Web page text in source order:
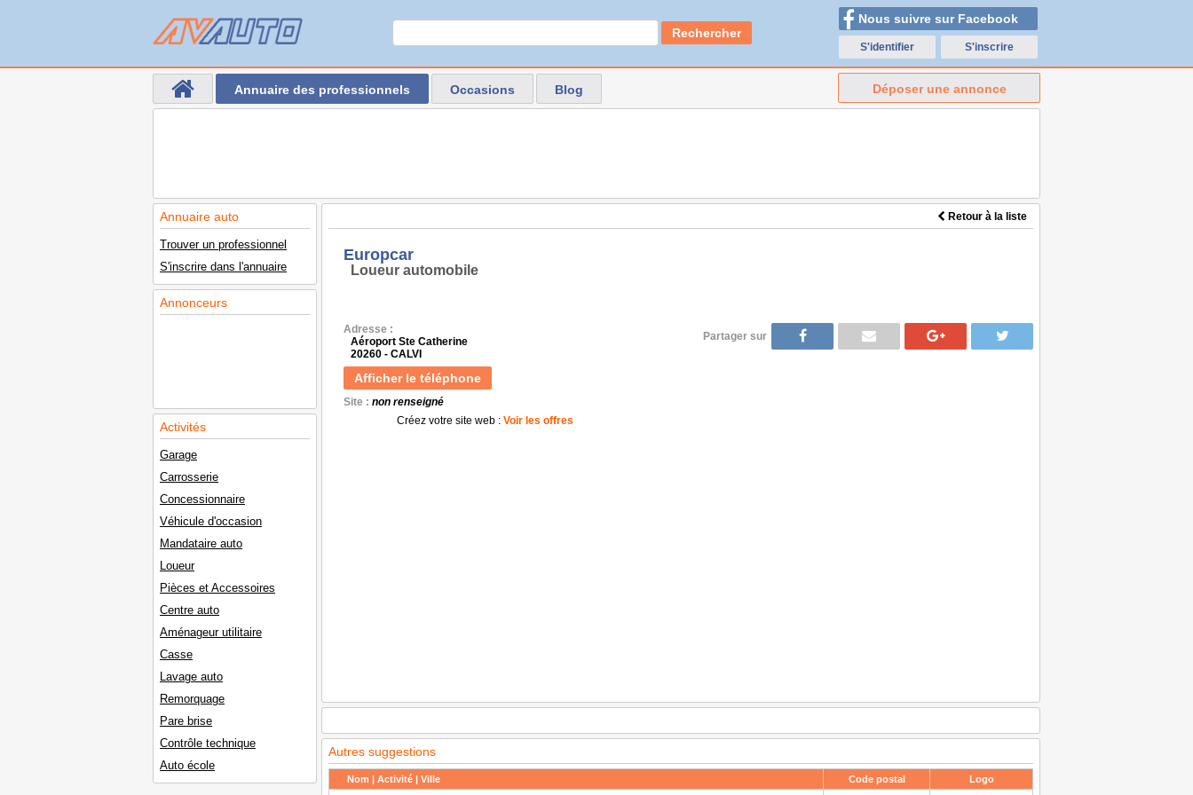
Rechercher
Nous suivre sur Facebook
S'identifier S'inscrire
Annuaire des professionnels Occasions Blog Déposer une annonce
Annuaire auto
Trouver un professionnel
S'inscrire dans l'annuaire
Annonceurs
Activités
Garage
Carrosserie
Concessionnaire
Véhicule d'occasion
Mandataire auto
Loueur
Pièces et Accessoires
Centre auto
Aménageur utilitaire
Casse
Lavage auto
Remorquage
Pare brise
Contrôle technique
Auto école
Retour à la liste
Europcar
Loueur automobile
Adresse :
Aéroport Ste Catherine
20260 - CALVI
Afficher le téléphone
Site : non renseigné
Créez votre site web : Voir les offres
Partager sur
Autres suggestions
Nom | Activité | Ville Code postal Logo